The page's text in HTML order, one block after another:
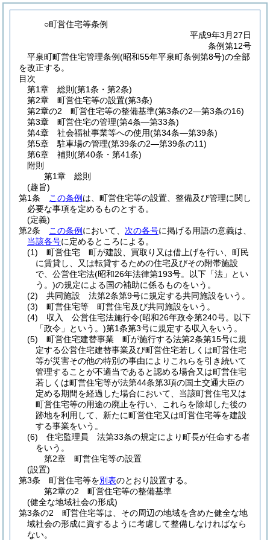
○町営住宅等条例
平成9年3月27日
条例第12号
平泉町町営住宅管理条例(昭和55年平泉町条例第8号)の全部
を改正する。
目次
第1章
総則 (第1条・第2条)
第2章
町営住宅等の設置(第3条)
第2章の2
町営住宅等の整備基準(第3条の2―第3条の16)
第3章
町営住宅の管理(第4条―第33条)
第4章
社会福祉事業等への使用(第34条―第39条)
第5章
駐車場の管理(第39条の2―第39条の11)
第6章
補則 (第40条・第41条)
附則
第1章
総則
(趣旨)
第1条
この条例 は、町営住宅等の設置、整備及び管理に関し
必要な事項を定めるものとする。
(定義)
第2条
この条例 において、 次の各号に掲げる用語の意義は、
当該各号に定めるところによる。
(1)
町営住宅 町が建設、買取り又は借上げを行い、町民
に賃貸し、又は転貸するための住宅及びその附帯施設
で、公営住宅法(昭和26年法律第193号。以下「法」とい
う。)の規定による国の補助に係るものをいう。
(2)
共同施設 法第2条第9号に規定する共同施設をいう。
(3)
町営住宅等 町営住宅及び共同施設をいう。
(4)
収入 公営住宅法施行令(昭和26年政令第240号。以下
「政令」という。)第1条第3号に規定する収入をいう。
(5)
町営住宅建替事業 町が施行する法第2条第15号に規
定する公営住宅建替事業及び町営住宅若しくは町営住宅
等が災害その他の特別の事由によりこれらを引き続いて
管理することが不適当であると認める場合又は町営住宅
若しくは町営住宅等が法第44条第3項の国土交通大臣の
定める期間を経過した場合において、当該町営住宅又は
町営住宅等の用途の廃止を行い、これらを除却した後の
跡地を利用して、新たに町営住宅又は町営住宅等を建設
する事業をいう。
(6)
住宅監理員 法第33条の規定により町長が任命する者
をいう。
第2章
町営住宅等の設置
(設置)
第3条
町営住宅等を別表のとおり設置する。
第2章の2
町営住宅等の整備基準
(健全な地域社会の形成)
第3条の2
町営住宅等は、その周辺の地域を含めた健全な地
域社会の形成に資するように考慮して整備しなければなら
ない。